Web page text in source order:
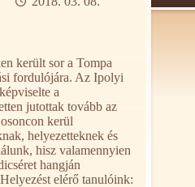
került sor a Tompa
fordulójára. Az Ipolyi
a
jutottak tovább az
kerül
helyezetteknek és
hisz valamennyien
hangján
elérő tanulóink: